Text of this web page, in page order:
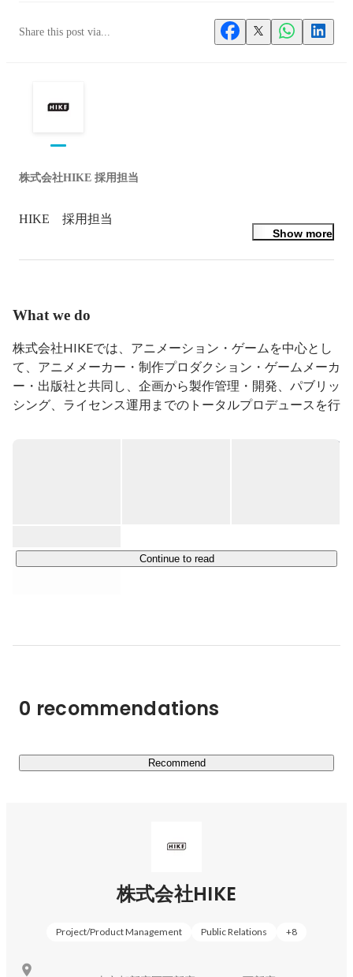
Share this post via...
株式会社HIKE 採用担当
Show more
What we do
株式会社HIKEでは、アニメーション・ゲームを中心とし
て、アニメメーカー・制作プロダクション・ゲームメーカ
ー・出版社と共同し、企画から製作管理・開発、パブリッ
シング、ライセンス運用までのトータルプロデュースを行
Continue to read
0 recommendations
Recommend
株式会社HIKE
Project/Product Management Public Relations +8